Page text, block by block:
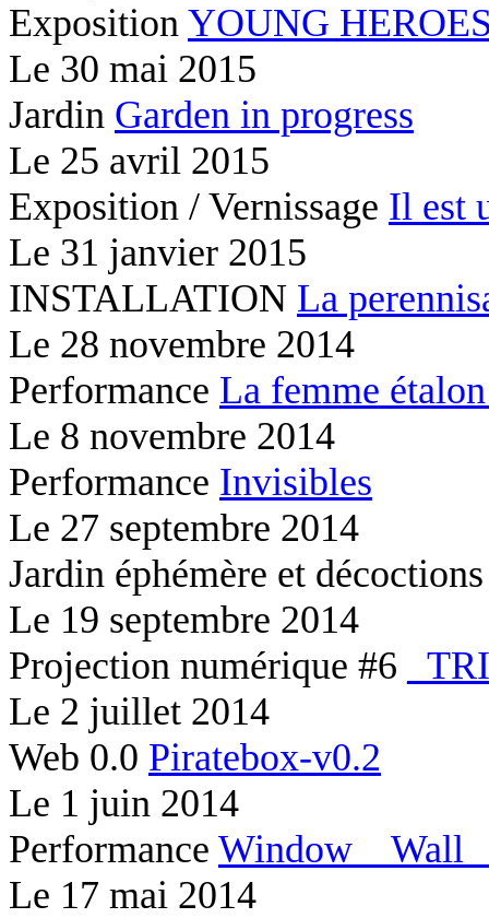
Exposition YOUNG
Le 30 mai 2015
Jardin Garden in progress
Le 25 avril 2015
Exposition / Vernissage Il est
Le 31 janvier 2015
INSTALLATION La
Le 28 novembre 2014
Performance La femme
Le 8 novembre 2014
Performance Invisibles
Le 27 septembre 2014
Jardin éphémère et
Le 19 septembre 2014
Projection numérique #6
Le 2 juillet 2014
Web 0.0 Piratebox-v0.2
Le 1 juin 2014
Performance Window
Le 17 mai 2014